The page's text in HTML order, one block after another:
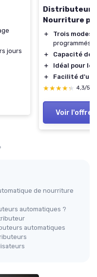
jours
Distributeur
Nourriture
＋
Trois modes
programmés
＋
Capacité de
＋
Idéal pour
＋
Facilité
★★★★★
★★★★★ 4,3/5
Voir l'offre
de nourriture
automatiques ?
automatiques